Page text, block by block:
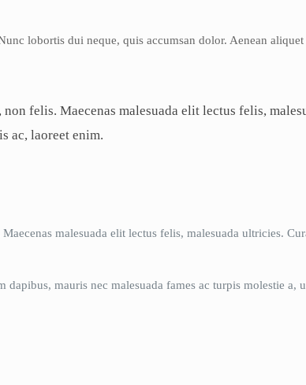
lobortis dui neque, quis accumsan dolor. Aenean
felis. Maecenas malesuada elit lectus felis,
ac, laoreet enim.
malesuada elit lectus felis, malesuada ultricies.
mauris nec malesuada fames ac turpis molestie a,